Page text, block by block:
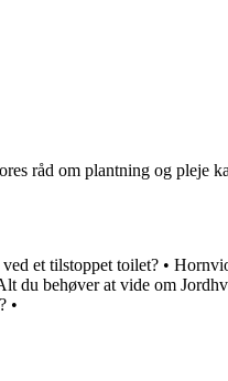
råd om plantning og pleje
et tilstoppet toilet? •
du behøver at vide om
•